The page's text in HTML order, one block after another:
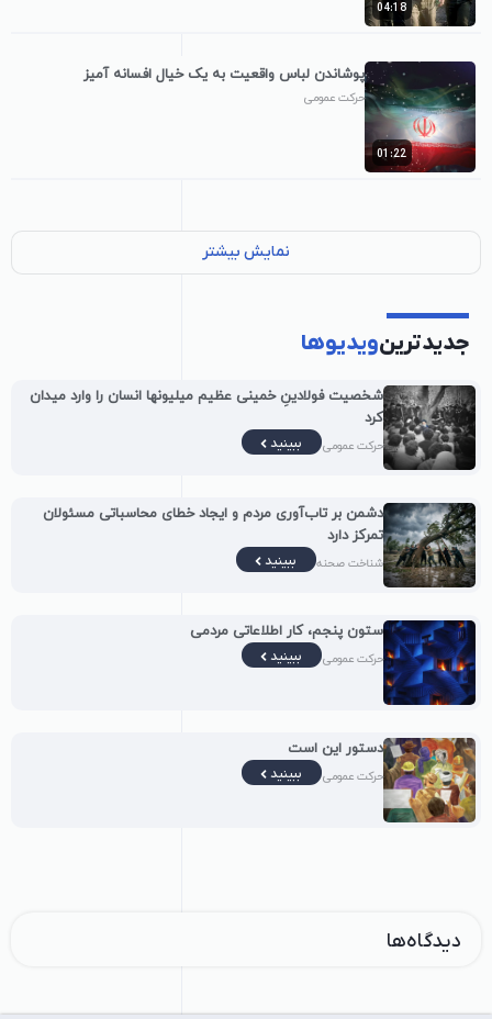
04:18
01:22
پوشاندن لباس واقعیت به یک خیال افسانه آمیز
حرکت عمومی
نمایش بیشتر
جدیدترینویدیوها
شخصیت فولادینِ خمینی عظیم میلیونها انسان را وارد میدان
کرد
حرکت عمومی ببینید
دشمن بر تاب‌آوری مردم و ایجاد خطای محاسباتی مسئولان
تمرکز دارد
شناخت صحنه ببینید
ستون پنجم، کار اطلاعاتی مردمی
حرکت عمومی ببینید
دستور این است
حرکت عمومی ببینید
دیدگاه‌ها